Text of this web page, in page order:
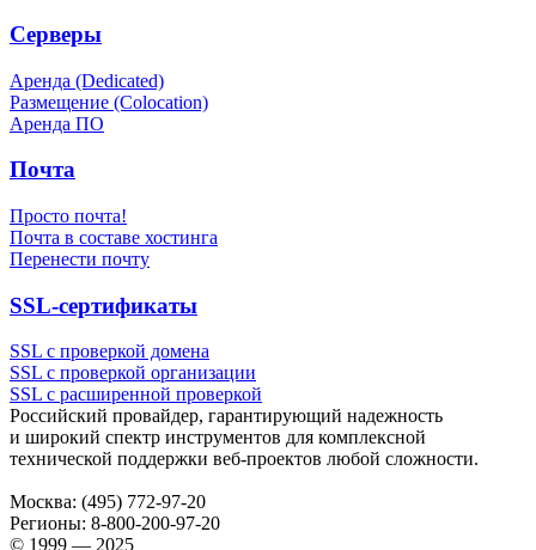
Серверы
Аренда (Dedicated)
Размещение (Colocation)
Аренда ПО
Почта
Просто почта!
Почта в составе хостинга
Перенести почту
SSL-сертификаты
SSL с проверкой домена
SSL с проверкой организации
SSL с расширенной проверкой
Российский провайдер, гарантирующий надежность
и широкий спектр инструментов для комплексной
технической поддержки веб-проектов любой сложности.
Москва: (495) 772-97-20
Регионы: 8-800-200-97-20
© 1999 — 2025